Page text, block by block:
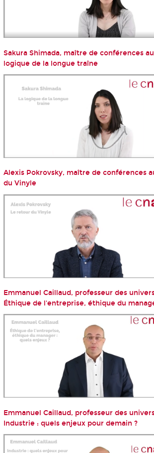
Sakura Shimada, maître de conférences
logique de la longue traîne
Alexis Pokrovsky, maître de conférences
du Vinyle
Emmanuel Caillaud, professeur des
Éthique de l'entreprise, éthique du
Emmanuel Caillaud, professeur des
Industrie : quels enjeux pour demain ?